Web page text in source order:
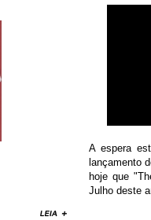
A espera
lançamento
hoje que
Julho deste